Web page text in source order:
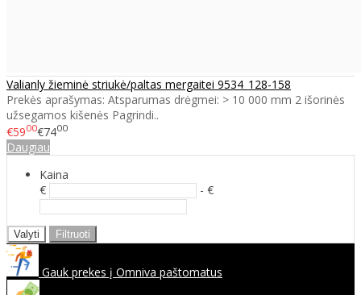
Valianly žieminė striukė/paltas mergaitei 9534_128-158
Prekės aprašymas: Atsparumas drėgmei: > 10 000 mm 2 išorinės
užsegamos kišenės Pagrindi..
€5900€7400
Daugiau
Kaina
€
- €
Valyti Filtruoti
Gauk prekes į Omniva paštomatus